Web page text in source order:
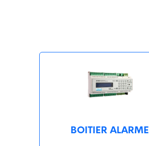
BOITIER ALARME